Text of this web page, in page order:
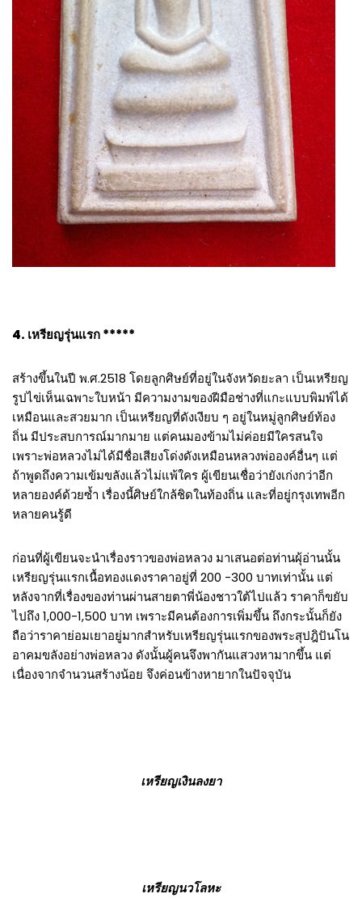
4. เหรียญรุ่นแรก *****
สร้างขึ้นในปี พ.ศ.2518 โดยลูกศิษย์ที่อยู่ในจังหวัดยะลา เป็นเหรียญ
รูปไข่เห็นเฉพาะใบหน้า มีความงามของฝีมือช่างที่แกะแบบพิมพ์ได้
เหมือนและสวยมาก เป็นเหรียญที่ดังเงียบ ๆ อยู่ในหมู่ลูกศิษย์ท้อง
ถิ่น มีประสบการณ์มากมาย แต่คนมองข้ามไม่ค่อยมีใครสนใจ
เพราะพ่อหลวงไม่ได้มีชื่อเสียงโด่งดังเหมือนหลวงพ่อองค์อื่นๆ แต่
ถ้าพูดถึงความเข้มขลังแล้วไม่แพ้ใคร ผู้เขียนเชื่อว่ายังเก่งกว่าอีก
หลายองค์ด้วยซ้ำ เรื่องนี้ศิษย์ใกล้ชิดในท้องถิ่น และที่อยู่กรุงเทพอีก
หลายคนรู้ดี
ก่อนที่ผู้เขียนจะนำเรื่องราวของพ่อหลวง มาเสนอต่อท่านผุ้อ่านนั้น
เหรียญรุ่นแรกเนื้อทองแดงราคาอยู่ที่ 200 -300 บาทเท่านั้น แต่
หลังจากที่เรื่องของท่านผ่านสายตาพี่น้องชาวใต้ไปแล้ว ราคาก็ขยับ
ไปถึง 1,000-1,500 บาท เพราะมีคนต้องการเพิ่มขึ้น ถึงกระนั้นก็ยัง
ถือว่าราคาย่อมเยาอยู่มากสำหรับเหรียญรุ่นแรกของพระสุปฎิปันโน
อาคมขลังอย่างพ่อหลวง ดังนั้นผู้คนจึงพากันแสวงหามากขึ้น แต่
เนื่องจากจำนวนสร้างน้อย จึงค่อนข้างหายากในปัจจุบัน
เหรียญเงินลงยา
เหรียญนวโลหะ